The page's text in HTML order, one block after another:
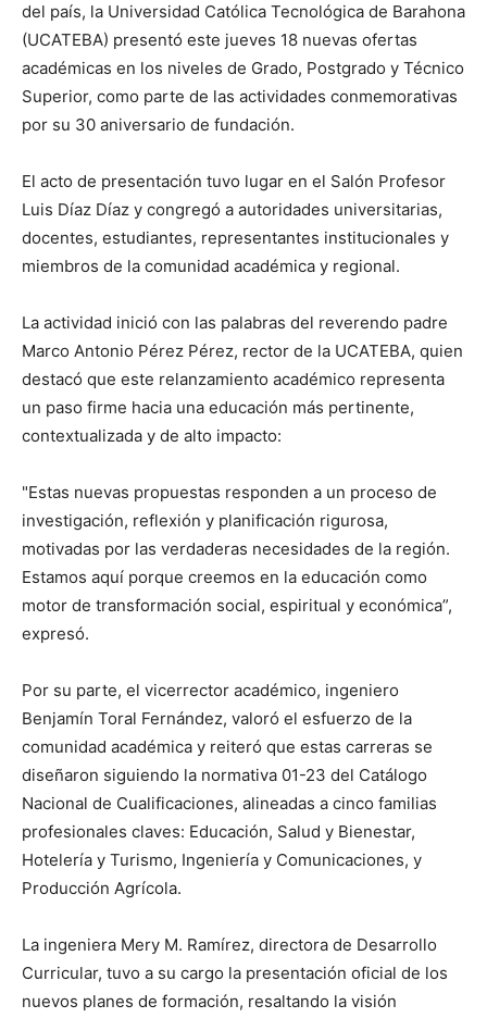
del país, la Universidad Católica Tecnológica de Barahona
(UCATEBA) presentó este jueves 18 nuevas ofertas
académicas en los niveles de Grado, Postgrado y Técnico
Superior, como parte de las actividades conmemorativas
por su 30 aniversario de fundación.
El acto de presentación tuvo lugar en el Salón Profesor
Luis Díaz Díaz y congregó a autoridades universitarias,
docentes, estudiantes, representantes institucionales y
miembros de la comunidad académica y regional.
La actividad inició con las palabras del reverendo padre
Marco Antonio Pérez Pérez, rector de la UCATEBA, quien
destacó que este relanzamiento académico representa
un paso firme hacia una educación más pertinente,
contextualizada y de alto impacto:
"Estas nuevas propuestas responden a un proceso de
investigación, reflexión y planificación rigurosa,
motivadas por las verdaderas necesidades de la región.
Estamos aquí porque creemos en la educación como
motor de transformación social, espiritual y económica”,
expresó.
Por su parte, el vicerrector académico, ingeniero
Benjamín Toral Fernández, valoró el esfuerzo de la
comunidad académica y reiteró que estas carreras se
diseñaron siguiendo la normativa 01-23 del Catálogo
Nacional de Cualificaciones, alineadas a cinco familias
profesionales claves: Educación, Salud y Bienestar,
Hotelería y Turismo, Ingeniería y Comunicaciones, y
Producción Agrícola.
La ingeniera Mery M. Ramírez, directora de Desarrollo
Curricular, tuvo a su cargo la presentación oficial de los
nuevos planes de formación, resaltando la visión